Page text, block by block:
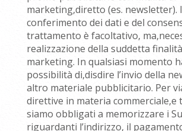
marketing,diretto (es. newsletter).
conferimento dei dati e del
trattamento è facoltativo,
realizzazione della suddetta
marketing. In qualsiasi momento
possibilità di,disdire l’invio della
altro materiale pubblicitario. Per
direttive in materia commerciale,e
siamo obbligati a memorizzare i
riguardanti l’indirizzo, il